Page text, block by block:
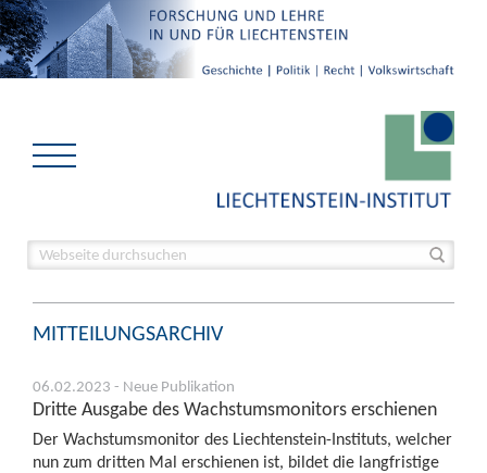
MITTEILUNGSARCHIV
06.02.2023 - Neue Publikation
Dritte Ausgabe des Wachstumsmonitors erschienen
Der Wachstumsmonitor des Liechtenstein-Instituts, welcher
nun zum dritten Mal erschienen ist, bildet die langfristige